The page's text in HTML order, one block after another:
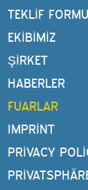
TEKLIF FORMU
EKIBIMIZ
ŞIRKET
HABERLER
FUARLAR
IMPRINT
PRIVACY